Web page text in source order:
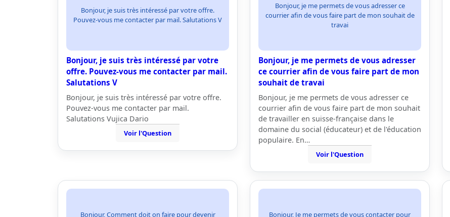
Bonjour, je suis très intéressé par votre offre.
Pouvez-vous me contacter par mail. Salutations V
Bonjour, je suis très intéressé par votre
offre. Pouvez-vous me contacter par mail.
Salutations V
Bonjour, je suis très intéressé par votre offre.
Pouvez-vous me contacter par mail.
Salutations Vujica Dario
Voir l'Question
Bonjour, je me permets de vous adresser ce
courrier afin de vous faire part de mon souhait de
travai
Bonjour, je me permets de vous adresser
ce courrier afin de vous faire part de mon
souhait de travai
Bonjour, je me permets de vous adresser ce
courrier afin de vous faire part de mon souhait
de travailler en suisse-française dans le
domaine du social (éducateur) et de l'éducation
populaire. En…
Voir l'Question
Bonjour, Comment doit on faire pour devenir
Bonjour, Je me permets de vous contacter pour